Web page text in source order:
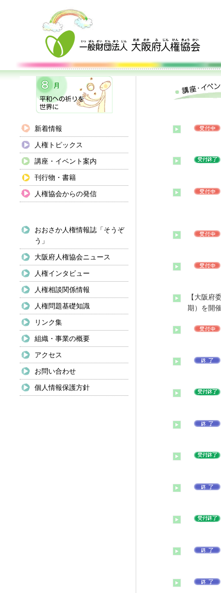
新着情報
人権トピックス
講座・イベント案内
刊行物・書籍
人権協会からの発信
おおさか人権情報誌「そうぞ
う」
大阪府人権協会ニュース
人権インタビュー
人権相談関係情報
人権問題基礎知識
リンク集
組織・事業の概要
アクセス
お問い合わせ
個人情報保護方針
【大阪府
期）を開